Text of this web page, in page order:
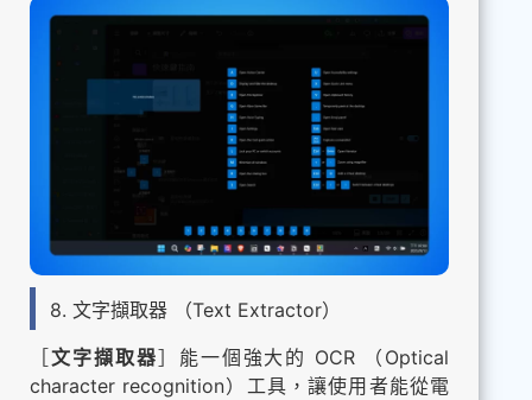
8. 文字擷取器 （Text Extractor）
［文字擷取器］能一個強大的 OCR （Optical
character recognition）工具，讓使用者能從電